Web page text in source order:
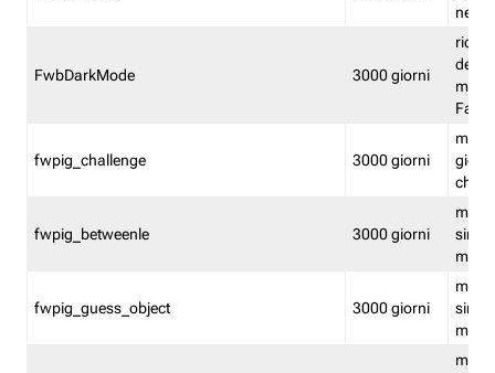
FwbDarkMode 3000 giorni
fwpig_challenge 3000 giorni
fwpig_betweenle 3000 giorni
fwpig_guess_object 3000 giorni